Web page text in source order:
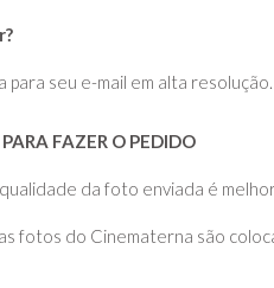
seu e-mail em alta resolução.
FAZER O PEDIDO
qualidade da foto enviada é
fotos do Cinematerna são